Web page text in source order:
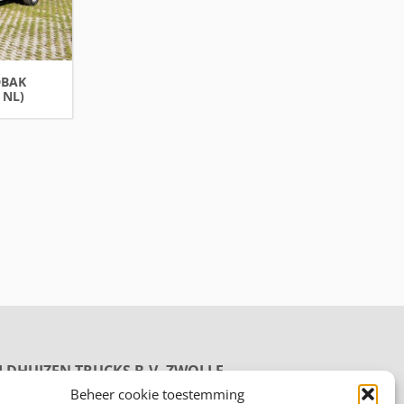
Beheer cookie toestemming
NL)
TRUCKS B.V. ZWOLLE